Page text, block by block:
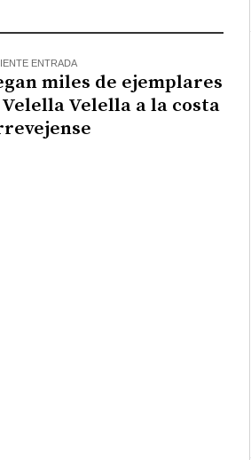
ENTRADA
miles de ejemplares
Velella Velella a la costa